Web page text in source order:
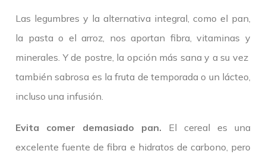
Las legumbres y la alternativa integral, como el pan,
la pasta o el arroz, nos aportan fibra, vitaminas y
minerales. Y de postre, la opción más sana y a su vez
también sabrosa es la fruta de temporada o un lácteo,
incluso una infusión.
Evita comer demasiado pan. El cereal es una
excelente fuente de fibra e hidratos de carbono, pero